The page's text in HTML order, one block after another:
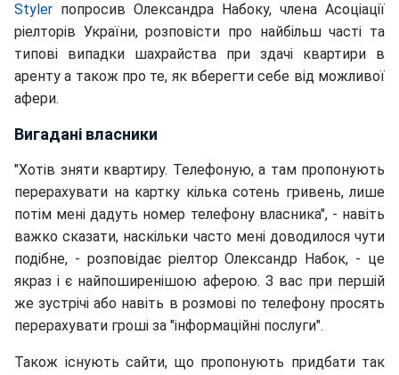
Styler попросив Олександра Набоку, члена Асоціації
ріелторів України, розповісти про найбільш часті та
типові випадки шахрайства при здачі квартири в
аренту а також про те, як вберегти себе від можливої
афери.
Вигадані власники
"Хотів зняти квартиру. Телефоную, а там пропонують
перерахувати на картку кілька сотень гривень, лише
потім мені дадуть номер телефону власника", - навіть
важко сказати, наскільки часто мені доводилося чути
подібне, - розповідає ріелтор Олександр Набок, - це
якраз і є найпоширенішою аферою. З вас при першій
же зустрічі або навіть в розмові по телефону просять
перерахувати гроші за "інформаційні послуги".
Також існують сайти, що пропонують придбати так